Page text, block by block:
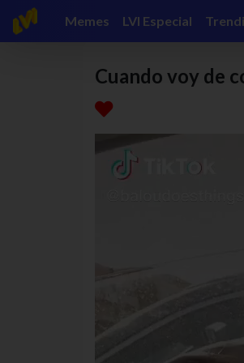
Memes LVI Especial
Cuando voy de
Reproductor
video